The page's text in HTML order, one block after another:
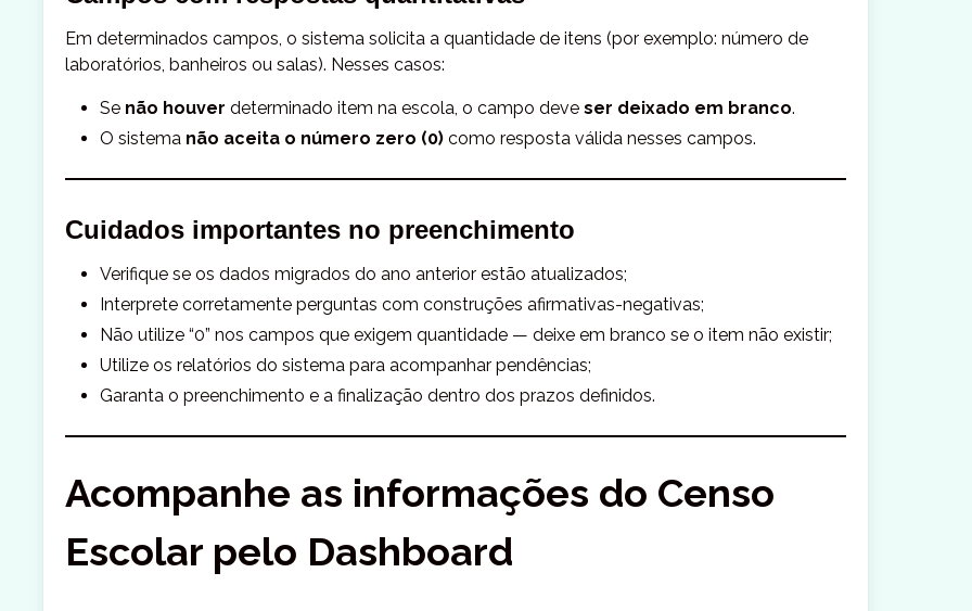
Em determinados campos, o sistema solicita a quantidade de itens (por exemplo: número de
laboratórios, banheiros ou salas). Nesses casos:
Se não houver determinado item na escola, o campo deveser deixado em branco.
O sistema não aceita o número zero (0) como resposta válida nesses campos.
Cuidados importantes no preenchimento
Verifique se os dados migrados do ano anterior estão atualizados;
Interprete corretamente perguntas com construções afirmativas-negativas;
Não utilize “0” nos campos que exigem quantidade — deixe em branco se o item não existir;
Utilize os relatórios do sistema para acompanhar pendências;
Garanta o preenchimento e a finalização dentro dos prazos definidos.
Acompanhe as informações do Censo
Escolar pelo Dashboard